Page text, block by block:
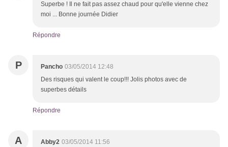
Superbe ! Il ne fait pas assez chaud pour qu'elle vienne chez
moi ... Bonne journée Didier
Répondre
P Pancho 03/05/2014 12:48
Des risques qui valent le coup!!! Jolis photos avec de
superbes détails
Répondre
A Abby2 03/05/2014 11:56